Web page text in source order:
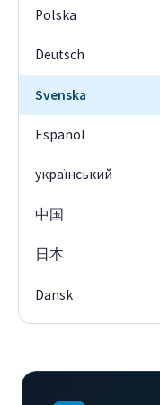
Polska
Deutsch
Svenska
Español
український
中国
日本
Dansk